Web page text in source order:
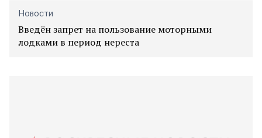
Новости
Введён запрет на пользование моторными
лодками в период нереста